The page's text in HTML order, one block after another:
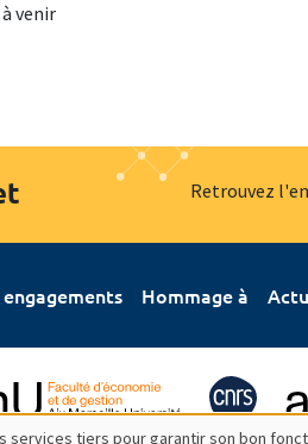
venir
Retrouvez
engagements Hommage à
services tiers pour garantir son bon